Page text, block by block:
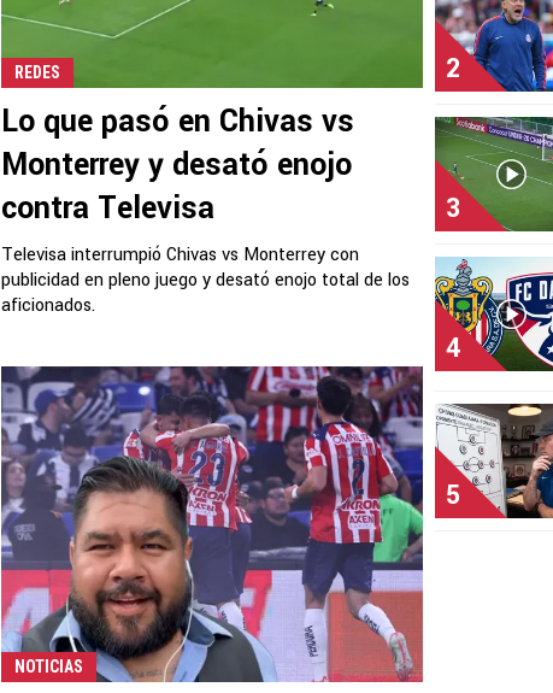
REDES
Lo que pasó en Chivas vs
Monterrey y desató enojo
contra Televisa
Televisa interrumpió Chivas vs Monterrey con
publicidad en pleno juego y desató enojo total de los
aficionados.
NOTICIAS
2
3
4
5